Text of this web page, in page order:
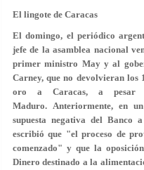
El lingote de Caracas
El domingo, el periódico
jefe de la asamblea nacional
primer ministro May y al
Carney, que no devolvieran los
oro a Caracas, a pesar
Maduro. Anteriormente, en
supuesta negativa del
escribió que "el proceso de
comenzado" y que la
Dinero destinado a la